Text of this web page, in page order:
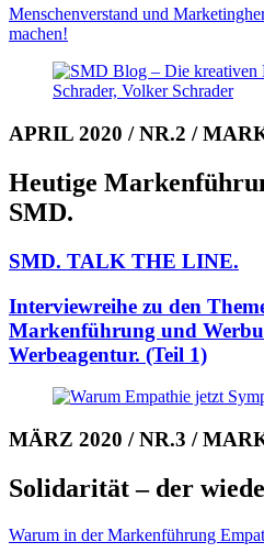
Menschenverstand und
machen!
APRIL 2020 / NR.2 /
Heutige
SMD.
SMD. TALK THE LINE.
Interviewreihe zu den
Markenführung und
Werbeagentur. (Teil 1)
MÄRZ 2020 / NR.3 /
Solidarität – der
Warum in der Markenführung